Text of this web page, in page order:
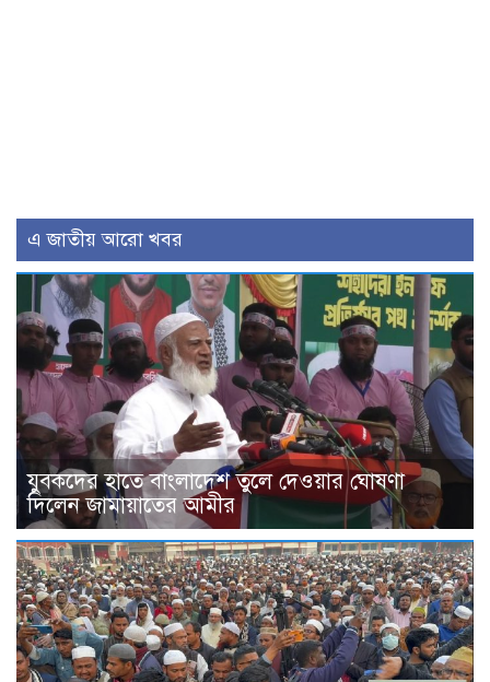
এ জাতীয় আরো খবর
যুবকদের হাতে বাংলাদেশ তুলে দেওয়ার ঘোষণা
দিলেন জামায়াতের আমীর